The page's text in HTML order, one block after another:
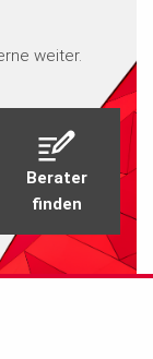
weiter.
Berater
finden